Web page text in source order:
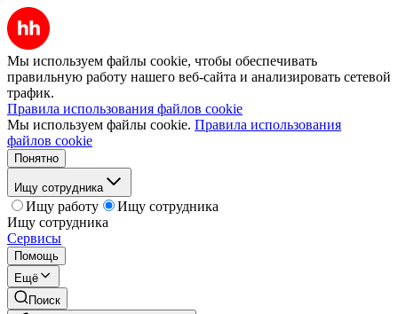
Мы используем файлы cookie, чтобы обеспечивать
правильную работу нашего веб-сайта и анализировать сетевой
трафик.
Правила использования файлов cookie
Мы используем файлы cookie. Правила использования
файлов cookie
Понятно
Ищу сотрудника
Ищу работу
Ищу сотрудника
Ищу сотрудника
Сервисы
Помощь
Ещё
Поиск